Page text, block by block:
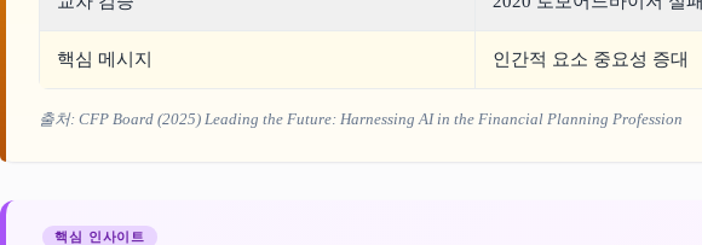
핵심 메시지 인간적 요소 중요성 증대
출처: CFP Board (2025) Leading the Future: Harnessing AI in the Financial Planning Profession
핵심 인사이트